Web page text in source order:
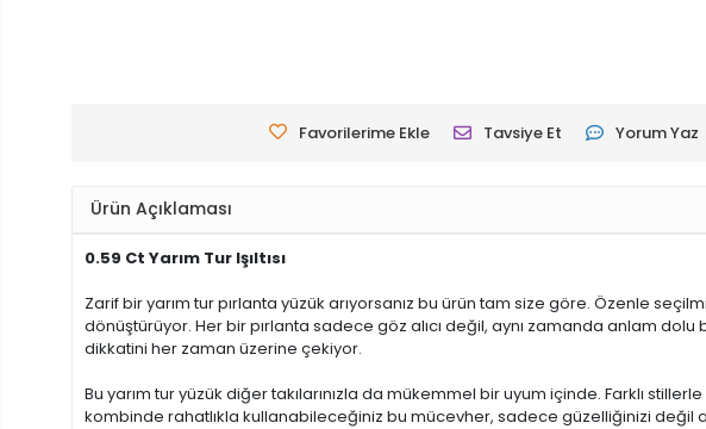
Favorilerime Ekle Tavsiye Et Yorum Yaz
Ürün Açıklaması
0.59 Ct Yarım Tur Işıltısı
Zarif bir yarım tur pırlanta yüzük arıyorsanız bu ürün tam size göre. Özenle
dönüştürüyor. Her bir pırlanta sadece göz alıcı değil, aynı zamanda anlam dolu
dikkatini her zaman üzerine çekiyor.
Bu yarım tur yüzük diğer takılarınızla da mükemmel bir uyum içinde. Farklı
kombinde rahatlıkla kullanabileceğiniz bu mücevher, sadece güzelliğinizi değil